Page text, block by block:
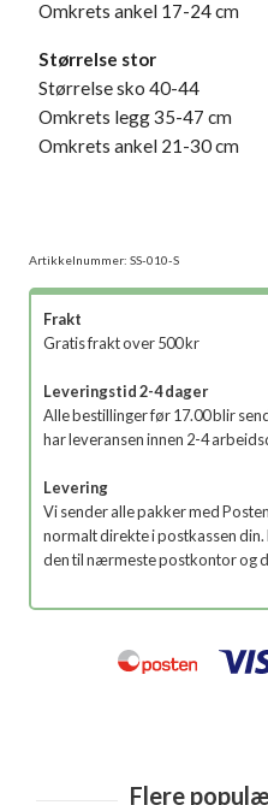
Omkrets ankel 17-24 cm
Størrelse stor
Størrelse sko 40-44
Omkrets legg 35-47 cm
Omkrets ankel 21-30 cm
Artikkelnummer: SS-010-S
Frakt
Gratis frakt over 500 kr
Leveringstid 2-4 dager
Alle bestillinger før 17.00 blir
har leveransen innen 2-4
Levering
Vi sender alle pakker med
normalt direkte i postkassen
den til nærmeste postkontor og